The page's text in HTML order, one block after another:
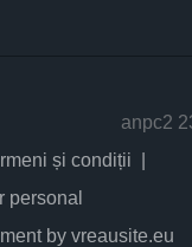
și condiții
personal
by vreausite.eu